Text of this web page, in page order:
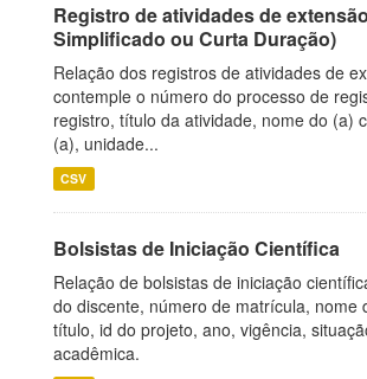
Registro de atividades de
Simplificado ou Curta Duração)
Relação dos registros de atividades de
contemple o número do processo de
registro, título da atividade, nome do (a)
(a), unidade...
CSV
Bolsistas de Iniciação Científica
Relação de bolsistas de iniciação
do discente, número de matrícula, nome
título, id do projeto, ano, vigência,
acadêmica.